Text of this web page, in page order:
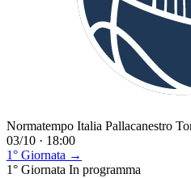
Normatempo Italia Pallacanestro
03/10 · 18:00
1° Giornata →
1° Giornata In programma